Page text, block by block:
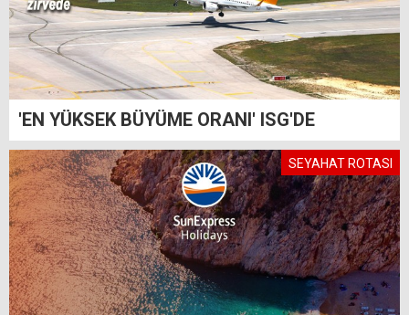
'EN YÜKSEK BÜYÜME ORANI' ISG'DE
SEYAHAT ROTASI